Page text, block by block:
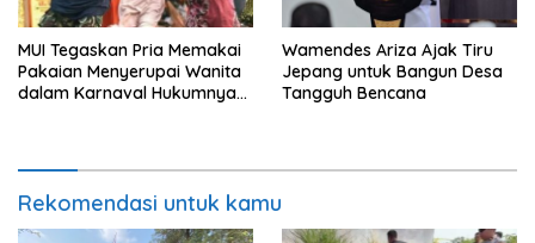
MUI Tegaskan Pria Memakai
Pakaian Menyerupai Wanita
dalam Karnaval Hukumnya
Wamendes Ariza Ajak Tiru
Jepang untuk Bangun Desa
Tangguh Bencana
Rekomendasi untuk kamu